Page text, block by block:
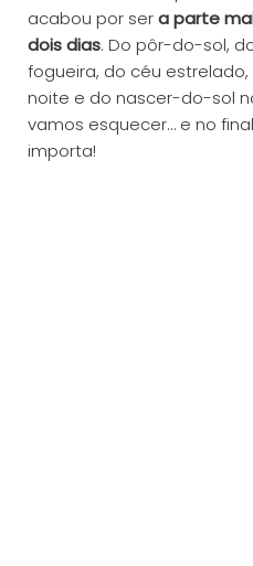
acabou por sera parte
dois dias. Do pôr-do-sol,
fogueira, do céu
noite e do nascer-do-sol
vamos esquecer… e no
importa!